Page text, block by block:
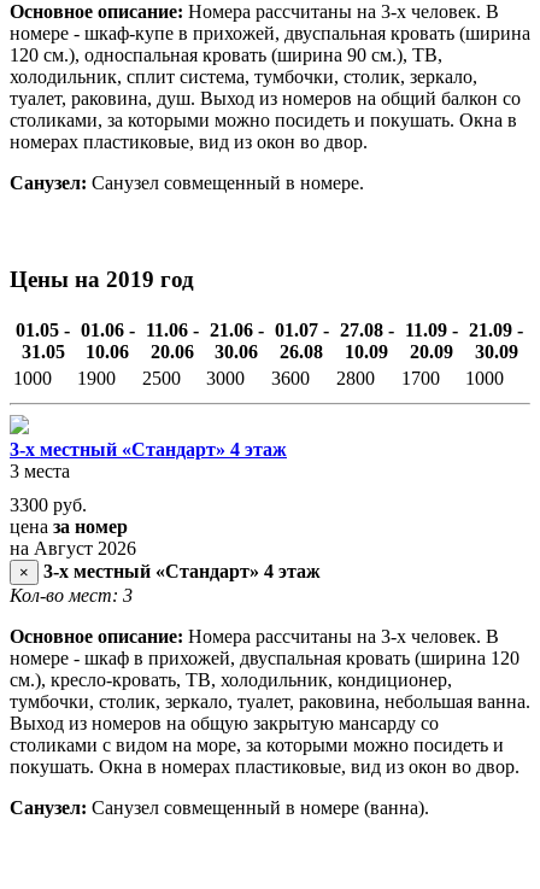
Основное описание: Номера рассчитаны на 3-х человек. В
номере - шкаф-купе в прихожей, двуспальная кровать (ширина
120 см.), односпальная кровать (ширина 90 см.), ТВ,
холодильник, сплит система, тумбочки, столик, зеркало,
туалет, раковина, душ. Выход из номеров на общий балкон со
столиками, за которыми можно посидеть и покушать. Окна в
номерах пластиковые, вид из окон во двор.
Санузел: Санузел совмещенный в номере.
Цены на 2019 год
01.05 -
31.05
01.06 -
10.06
11.06 -
20.06
21.06 -
30.06
01.07 -
26.08
27.08 -
10.09
11.09 -
20.09
21.09 -
30.09
1000
1900 2500 3000 3600 2800 1700 1000
3-х местный «Стандарт» 4 этаж
3 места
3300 руб.
цена за номер
на Август 2026
×
3-х местный «Стандарт» 4 этаж
Кол-во мест: 3
Основное описание: Номера рассчитаны на 3-х человек. В
номере - шкаф в прихожей, двуспальная кровать (ширина 120
см.), кресло-кровать, ТВ, холодильник, кондиционер,
тумбочки, столик, зеркало, туалет, раковина, небольшая ванна.
Выход из номеров на общую закрытую мансарду со
столиками с видом на море, за которыми можно посидеть и
покушать. Окна в номерах пластиковые, вид из окон во двор.
Санузел: Санузел совмещенный в номере (ванна).